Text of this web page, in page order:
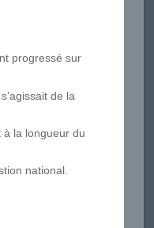
progressé sur
de la
à la longueur du
national.